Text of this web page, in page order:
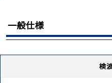
一般仕様
検